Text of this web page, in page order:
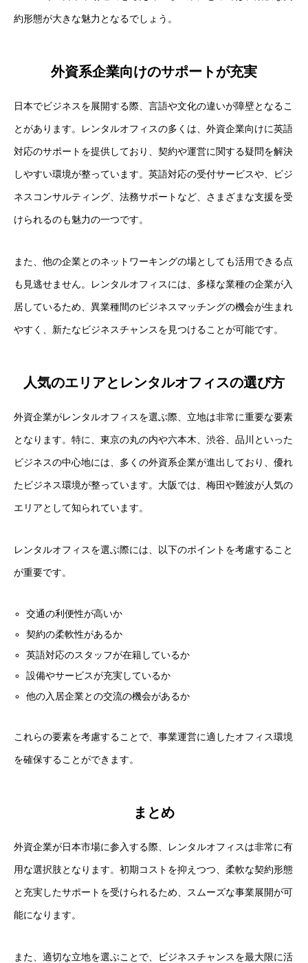
約形態が大きな魅力となるでしょう。
外資系企業向けのサポートが充実
日本でビジネスを展開する際、言語や文化の違いが障壁となるこ
とがあります。レンタルオフィスの多くは、外資企業向けに英語
対応のサポートを提供しており、契約や運営に関する疑問を解決
しやすい環境が整っています。英語対応の受付サービスや、ビジ
ネスコンサルティング、法務サポートなど、さまざまな支援を受
けられるのも魅力の一つです。
また、他の企業とのネットワーキングの場としても活用できる点
も見逃せません。レンタルオフィスには、多様な業種の企業が入
居しているため、異業種間のビジネスマッチングの機会が生まれ
やすく、新たなビジネスチャンスを見つけることが可能です。
人気のエリアとレンタルオフィスの選び方
外資企業がレンタルオフィスを選ぶ際、立地は非常に重要な要素
となります。特に、東京の丸の内や六本木、渋谷、品川といった
ビジネスの中心地には、多くの外資系企業が進出しており、優れ
たビジネス環境が整っています。大阪では、梅田や難波が人気の
エリアとして知られています。
レンタルオフィスを選ぶ際には、以下のポイントを考慮すること
が重要です。
交通の利便性が高いか
契約の柔軟性があるか
英語対応のスタッフが在籍しているか
設備やサービスが充実しているか
他の入居企業との交流の機会があるか
これらの要素を考慮することで、事業運営に適したオフィス環境
を確保することができます。
まとめ
外資企業が日本市場に参入する際、レンタルオフィスは非常に有
用な選択肢となります。初期コストを抑えつつ、柔軟な契約形態
と充実したサポートを受けられるため、スムーズな事業展開が可
能になります。
また、適切な立地を選ぶことで、ビジネスチャンスを最大限に活